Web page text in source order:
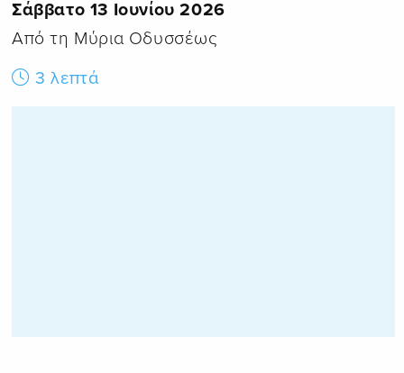
Σάββατο 13 Ιουνίου 2026
Από τη Μύρια Οδυσσέως
3 λεπτά